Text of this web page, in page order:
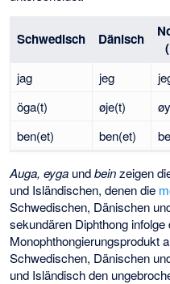
Schwedisch Dänisch
jag jeg
öga(t)
øje(t)
ben(et)
ben(et)
Auga, eyga undbeinzeigen
und Isländischen, denen die
Schwedischen, Dänischen
sekundären Diphthong
Monophthongierungsprodukt
Schwedischen, Dänischen
und Isländisch den